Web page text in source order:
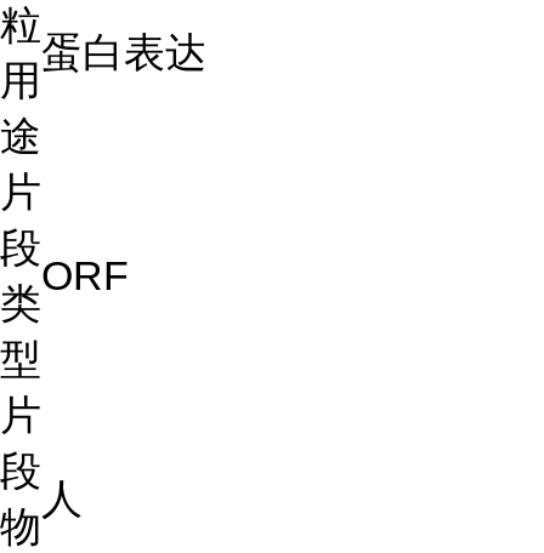
粒
用
途
蛋白表达
片
段
类
型
ORF
片
段
物
人